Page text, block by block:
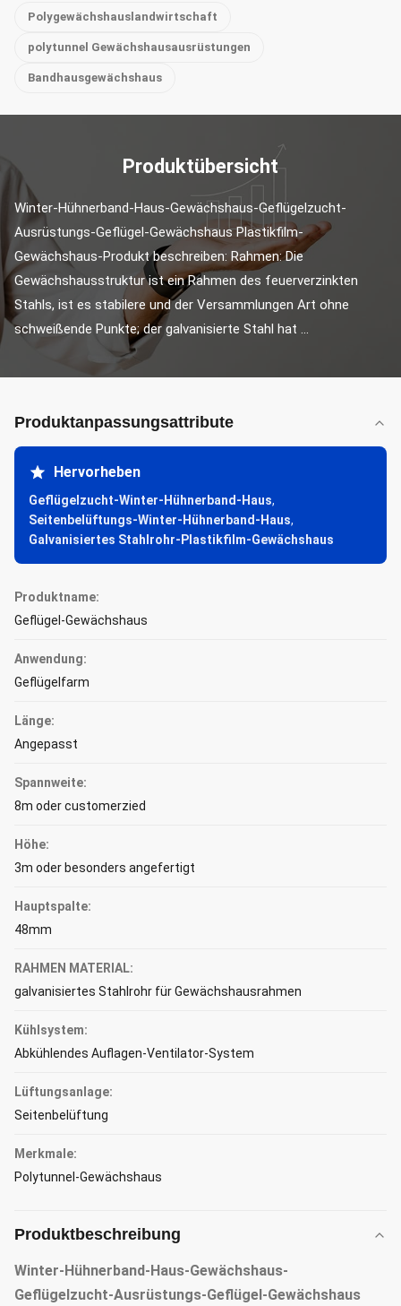
Polygewächshauslandwirtschaft
polytunnel Gewächshausausrüstungen
Bandhausgewächshaus
Produktübersicht
Winter-Hühnerband-Haus-Gewächshaus-Geflügelzucht-
Ausrüstungs-Geflügel-Gewächshaus Plastikfilm-
Gewächshaus-Produkt beschreiben: Rahmen: Die
Gewächshausstruktur ist ein Rahmen des feuerverzinkten
Stahls, ist es stabilere und der Versammlungen Art ohne
schweißende Punkte; der galvanisierte Stahl hat ...
Produktanpassungsattribute
Hervorheben
Geflügelzucht-Winter-Hühnerband-Haus,
Seitenbelüftungs-Winter-Hühnerband-Haus,
Galvanisiertes Stahlrohr-Plastikfilm-Gewächshaus
Produktname:
Geflügel-Gewächshaus
Anwendung:
Geflügelfarm
Länge:
Angepasst
Spannweite:
8m oder customerzied
Höhe:
3m oder besonders angefertigt
Hauptspalte:
48mm
RAHMEN MATERIAL:
galvanisiertes Stahlrohr für Gewächshausrahmen
Kühlsystem:
Abkühlendes Auflagen-Ventilator-System
Lüftungsanlage:
Seitenbelüftung
Merkmale:
Polytunnel-Gewächshaus
Produktbeschreibung
Winter-Hühnerband-Haus-Gewächshaus-
Geflügelzucht-Ausrüstungs-Geflügel-Gewächshaus